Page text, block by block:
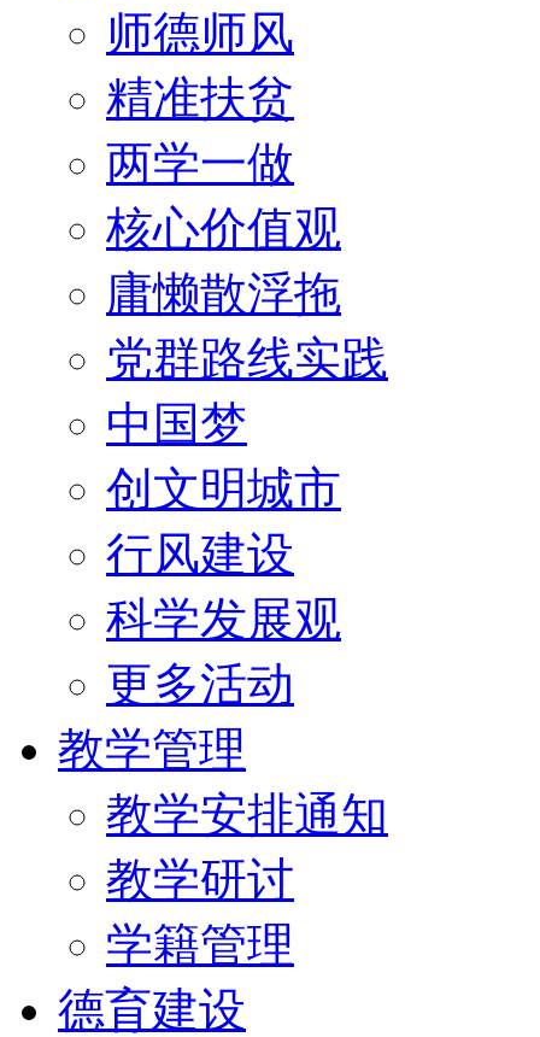
师德师风
精准扶贫
两学一做
核心价值观
庸懒散浮拖
党群路线实践
中国梦
创文明城市
行风建设
科学发展观
更多活动
教学管理
教学安排通知
教学研讨
学籍管理
德育建设